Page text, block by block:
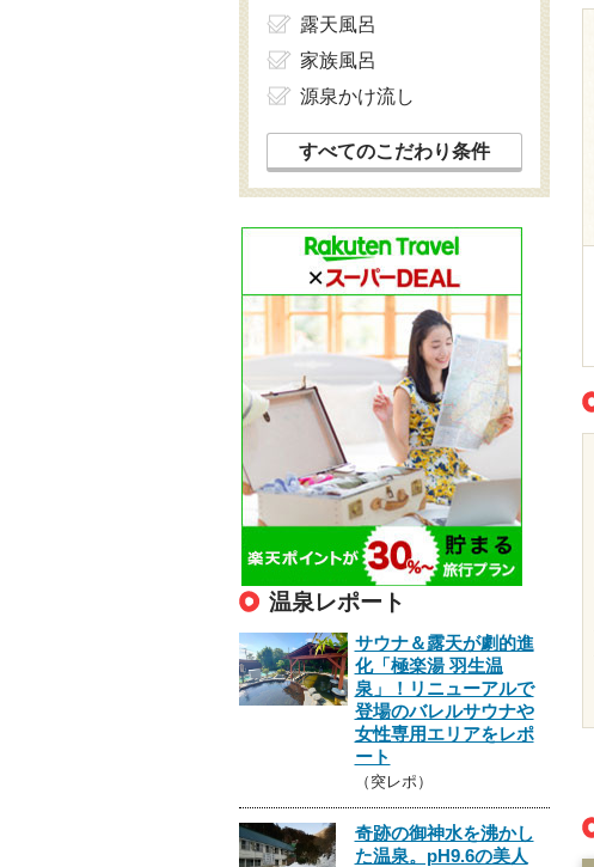
露天風呂
家族風呂
源泉かけ流し
すべてのこだわり条件
温泉レポート
サウナ＆露天が劇的進
化「極楽湯 羽生温
泉」！リニューアルで
登場のバレルサウナや
女性専用エリアをレポ
ート
（突レポ）
奇跡の御神水を沸かし
た温泉。pH9.6の美人